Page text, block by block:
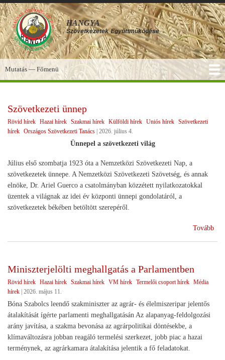
Ugrás
a
tartalomra
HANGYA
Szövetkezetek Együttműködése
Főmenü
Mutatás — Főmenü
Szövetkezeti ünnep
Rövid hírek Hazai hírek Szakmai hírek Külföldi hírek Uniós hírek Szövetkezeti
hírek Országos Szövetkezeti Tanács 2026. július 4.
Ünnepel a szövetkezeti világ
Július első szombatja 1923 óta a Nemzetközi Szövetkezeti Nap, a
szövetkezetek ünnepe. A Nemzetközi Szövetkezeti Szövetség, és annak
elnöke, Dr. Ariel Guerco a csatolmányban közzétett nyilatkozatokkal
üzentek a világnak az idei év központi ünnepi gondolatáról, a
szövetkezetek békében betöltött szerepéről.
Tovább
Miniszterjelölti meghallgatás a Parlamentben
Rövid hírek Hazai hírek Szakmai hírek VM hírek Termelői csoport hírek Média
hírek | 2026. május 11.
Bóna Szabolcs leendő szakminiszter az agrár- és élelmiszeripar jelentős
átalakítását ígérte parlamenti meghallgatásán Az alapanyag-feldolgozási
arány javítása, a szakma bevonása az agrárpolitikai döntésekbe, a
klímaváltozásra jobban reagáló termelési szerkezet, jobb piac a hazai
terménynek, az agrárkamara átalakítása jelentik a fő feladatokat.